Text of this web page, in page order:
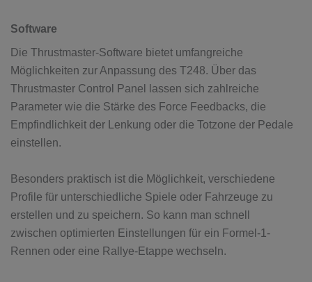
Software
Die Thrustmaster-Software bietet umfangreiche
Möglichkeiten zur Anpassung des T248. Über das
Thrustmaster Control Panel lassen sich zahlreiche
Parameter wie die Stärke des Force Feedbacks, die
Empfindlichkeit der Lenkung oder die Totzone der Pedale
einstellen.
Besonders praktisch ist die Möglichkeit, verschiedene
Profile für unterschiedliche Spiele oder Fahrzeuge zu
erstellen und zu speichern. So kann man schnell
zwischen optimierten Einstellungen für ein Formel-1-
Rennen oder eine Rallye-Etappe wechseln.